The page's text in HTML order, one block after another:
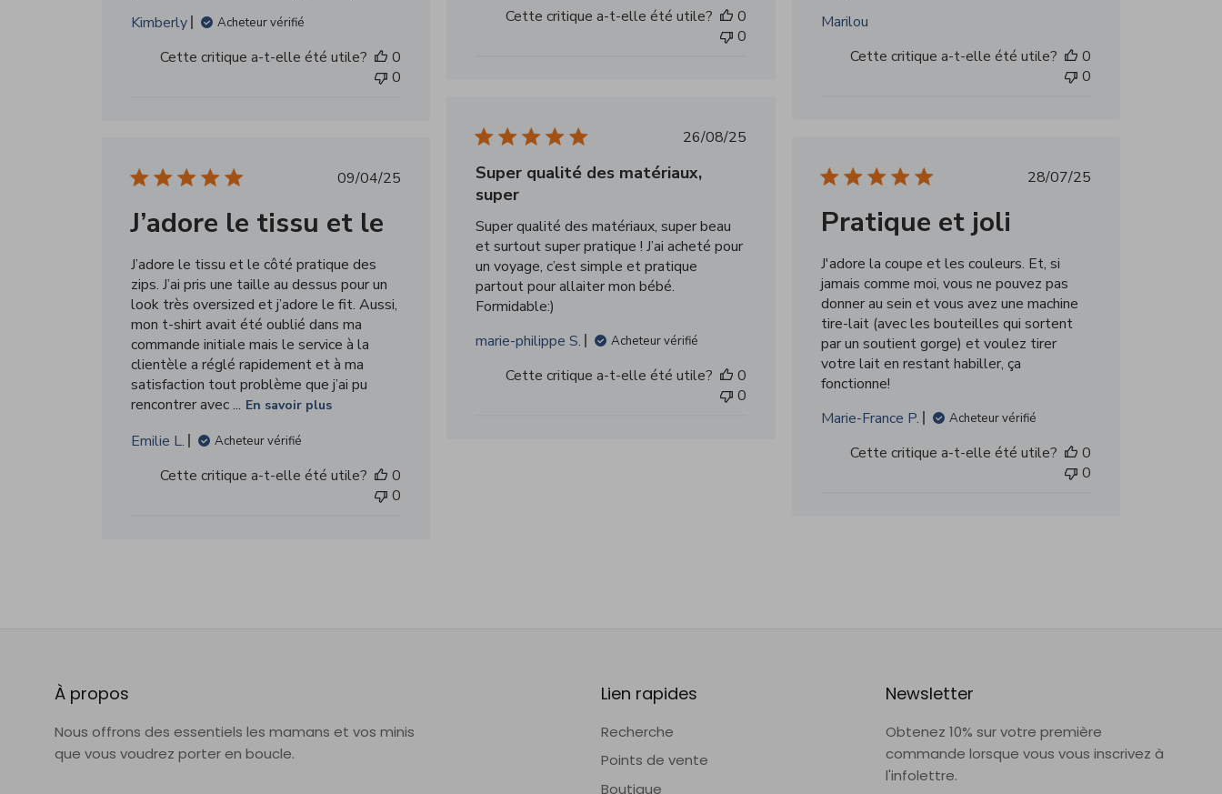
Kimberly
Acheteur vérifié
Cette critique a-t-elle été utile?
0
0
Cette critique a-t-elle été utile?
0
0
Marilou
Cette critique a-t-elle été utile?
0
0
Date
26/08/25
Super qualité des matériaux,
super
Super qualité des matériaux, super beau
et surtout super pratique ! J’ai acheté pour
un voyage, c’est simple et pratique
partout pour allaiter mon bébé.
Formidable:)
marie-philippe S.
Acheteur vérifié
Cette critique a-t-elle été utile?
0
0
Date
28/07/25
Pratique et joli
J'adore la coupe et les couleurs. Et, si
jamais comme moi, vous ne pouvez pas
donner au sein et vous avez une machine
tire-lait (avec les bouteilles qui sortent
par un soutient gorge) et voulez tirer
votre lait en restant habiller, ça
fonctionne!
Marie-France P.
Acheteur vérifié
Cette critique a-t-elle été utile?
0
0
Date
publication
09/04/25
J’adore le tissu et le
J’adore le tissu et le côté pratique des
zips. J’ai pris une taille au dessus pour un
look très oversized et j’adore le fit. Aussi,
mon t-shirt avait été oublié dans ma
commande initiale mais le service à la
clientèle a réglé rapidement et à ma
satisfaction tout problème que j’ai pu
rencontrer avec ... En savoir plus
Emilie L. Acheteur vérifié
Cette critique a-t-elle été utile?
0
0
À propos
Nous offrons des essentiels les mamans et vos minis
que vous voudrez porter en boucle.
Lien rapides
Recherche
Points de vente
Boutique
Newsletter
Obtenez 10% sur votre première
commande lorsque vous vous inscrivez à
l'infolettre.